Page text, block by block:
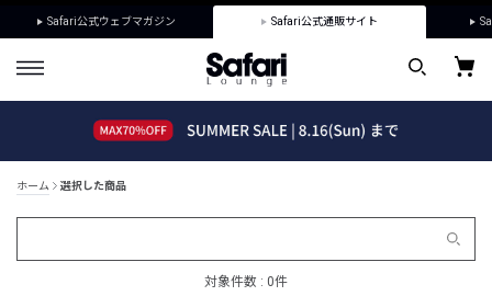
Safari公式ウェブマガジン Safari公式通販サイト
ホーム 選択した商品
対象件数 : 0件